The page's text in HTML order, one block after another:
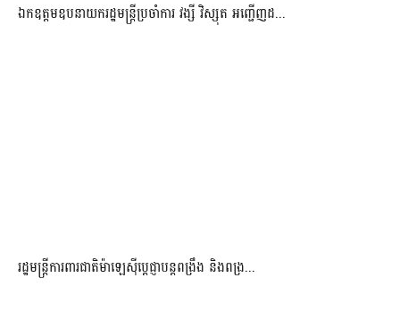
ឯកឧត្តមឧបនាយករដ្ឋមន្រ្តីប្រចាំការ វង្សី វិស្សុត អញ្ជើញដ...
រដ្ឋមន្ត្រីការពារជាតិម៉ាឡេស៊ីប្ដេជ្ញាបន្តពង្រឹង និងពង្រ...